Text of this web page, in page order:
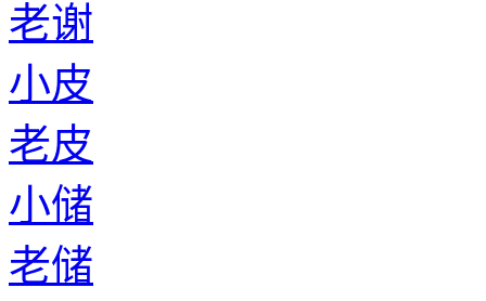
老谢
小皮
老皮
小储
老储